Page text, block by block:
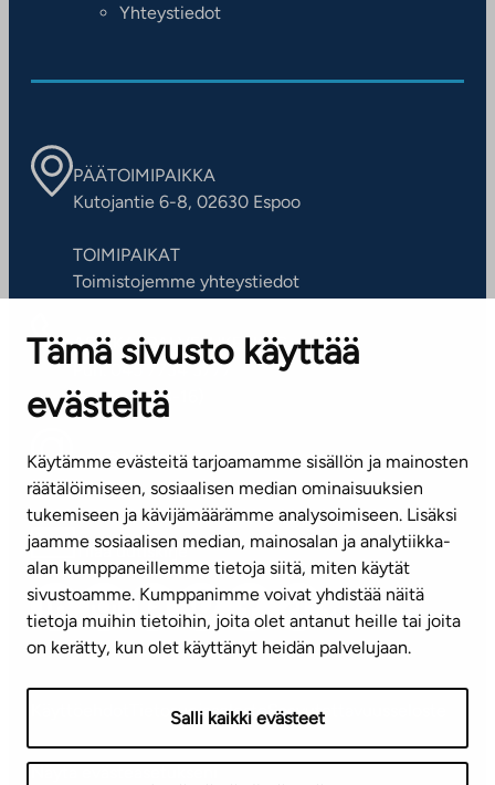
Tämä sivusto käyttää
evästeitä
Käytämme evästeitä tarjoamamme sisällön ja mainosten
räätälöimiseen, sosiaalisen median ominaisuuksien
tukemiseen ja kävijämäärämme analysoimiseen. Lisäksi
jaamme sosiaalisen median, mainosalan ja analytiikka-
alan kumppaneillemme tietoja siitä, miten käytät
sivustoamme. Kumppanimme voivat yhdistää näitä
tietoja muihin tietoihin, joita olet antanut heille tai joita
on kerätty, kun olet käyttänyt heidän palvelujaan.
Salli kaikki evästeet
Yhteystiedot
PÄÄTOIMIPAIKKA
Kutojantie 6-8, 02630 Espoo
TOIMIPAIKAT
Toimistojemme yhteystiedot
ASIAKASPALVELUKESKUS
Puh. 045 7734 3777
(arkisin klo 8-16)
info@ta.fi
Tilaa uutiskirje
Mediapankki
TietosuojaselosteSaavutettavuusseloste